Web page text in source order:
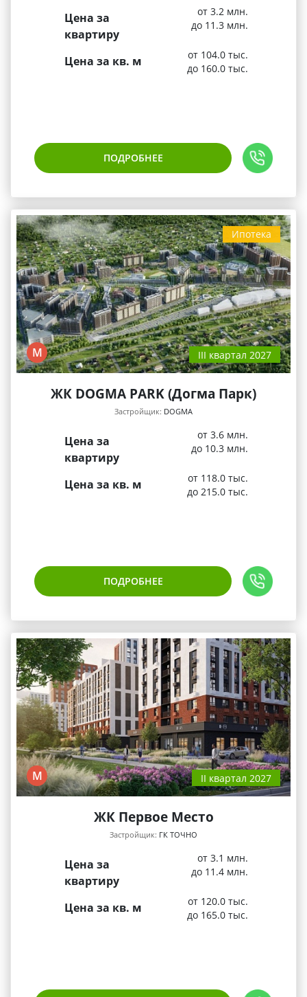
Цена за
квартиру
от 3.2 млн.
до 11.3 млн.
Цена за кв. м
от 104.0 тыс.
до 160.0 тыс.
ПОДРОБНЕЕ
Ипотека
М III квартал 2027
ЖК DOGMA PARK (Догма Парк)
Застройщик: DOGMA
Цена за
квартиру
от 3.6 млн.
до 10.3 млн.
Цена за кв. м
от 118.0 тыс.
до 215.0 тыс.
ПОДРОБНЕЕ
М II квартал 2027
ЖК Первое Место
Застройщик: ГК ТОЧНО
Цена за
квартиру
от 3.1 млн.
до 11.4 млн.
Цена за кв. м
от 120.0 тыс.
до 165.0 тыс.